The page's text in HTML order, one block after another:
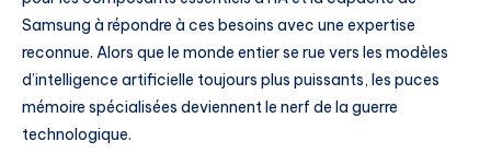
Samsung à répondre à ces besoins avec une expertise
reconnue. Alors que le monde entier se rue vers les modèles
d’intelligence artificielle toujours plus puissants, les puces
mémoire spécialisées deviennent le nerf de la guerre
technologique.